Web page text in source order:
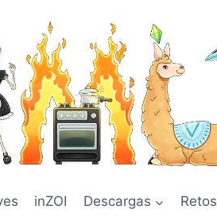
inZOI Descargas Retos